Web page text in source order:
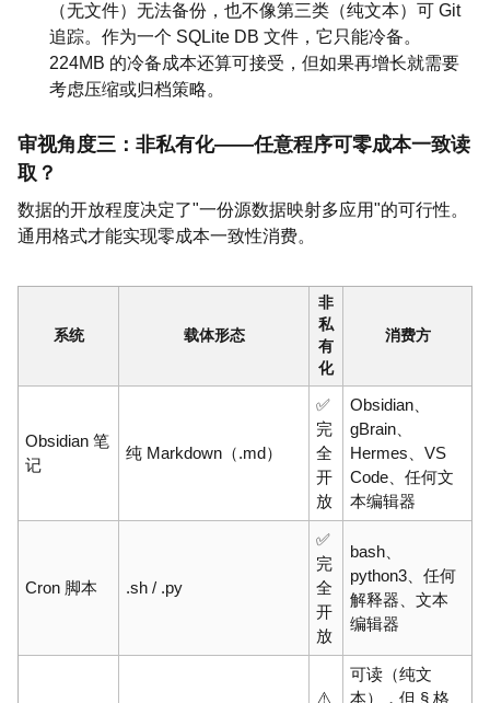
（无文件）无法备份，也不像第三类（纯文本）可 Git
追踪。作为一个 SQLite DB 文件，它只能冷备。
224MB 的冷备成本还算可接受，但如果再增长就需要
考虑压缩或归档策略。
审视角度三：非私有化——任意程序可零成本一致读
取？
数据的开放程度决定了"一份源数据映射多应用"的可行性。
通用格式才能实现零成本一致性消费。
系统 载体形态
非
私
有
化
消费方
Obsidian 笔
记
纯 Markdown（.md）
✅
完
全
开
放
Obsidian、
gBrain、
Hermes、VS
Code、任何文
本编辑器
Cron 脚本 .sh / .py
✅
完
全
开
放
bash、
python3、任何
解释器、文本
编辑器
⚠️
可读（纯文
本），但 § 格